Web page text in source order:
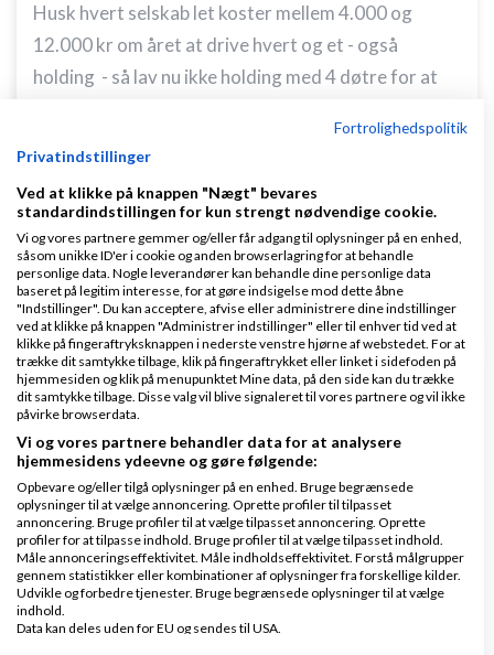
Husk hvert selskab let koster mellem 4.000 og
12.000 kr om året at drive hvert og et - også
holding - så lav nu ikke holding med 4 døtre for at
http://johnhannover.blogspot.dk/2015/09/hv
vh John Hannover
Svar
Venligst John Hannover - Gode råd på Ivæksætter bloggen
Jonas HansenSkrevet17-12-2016
Gennemsnit5,0stjerner givet af1
person
Tak for svarene, jeg tror jeg går med at omdøbe mit
Fortrolighedspolitik
Privatindstillinger
Ved at klikke på knappen "Nægt" bevares
standardindstillingen for kun strengt nødvendige cookie.
Vi og vores partnere gemmer og/eller får adgang til oplysninger på en enhed,
såsom unikke ID'er i cookie og anden browserlagring for at behandle
personlige data. Nogle leverandører kan behandle dine personlige data
baseret på legitim interesse, for at gøre indsigelse mod dette åbne
"Indstillinger". Du kan acceptere, afvise eller administrere dine indstillinger
ved at klikke på knappen "Administrer indstillinger" eller til enhver tid ved at
klikke på fingeraftryksknappen i nederste venstre hjørne af webstedet. For at
trække dit samtykke tilbage, klik på fingeraftrykket eller linket i sidefoden på
hjemmesiden og klik på menupunktet Mine data, på den side kan du trække
dit samtykke tilbage. Disse valg vil blive signaleret til vores partnere og vil ikke
påvirke browserdata.
Vi og vores partnere behandler data for at analysere
hjemmesidens ydeevne og gøre følgende:
Opbevare og/eller tilgå oplysninger på en enhed. Bruge begrænsede
oplysninger til at vælge annoncering. Oprette profiler til tilpasset
annoncering. Bruge profiler til at vælge tilpasset annoncering. Oprette
profiler for at tilpasse indhold. Bruge profiler til at vælge tilpasset indhold.
Måle annonceringseffektivitet. Måle indholdseffektivitet. Forstå målgrupper
gennem statistikker eller kombinationer af oplysninger fra forskellige kilder.
Udvikle og forbedre tjenester. Bruge begrænsede oplysninger til at vælge
indhold.
Data kan deles uden for EU og sendes til USA.